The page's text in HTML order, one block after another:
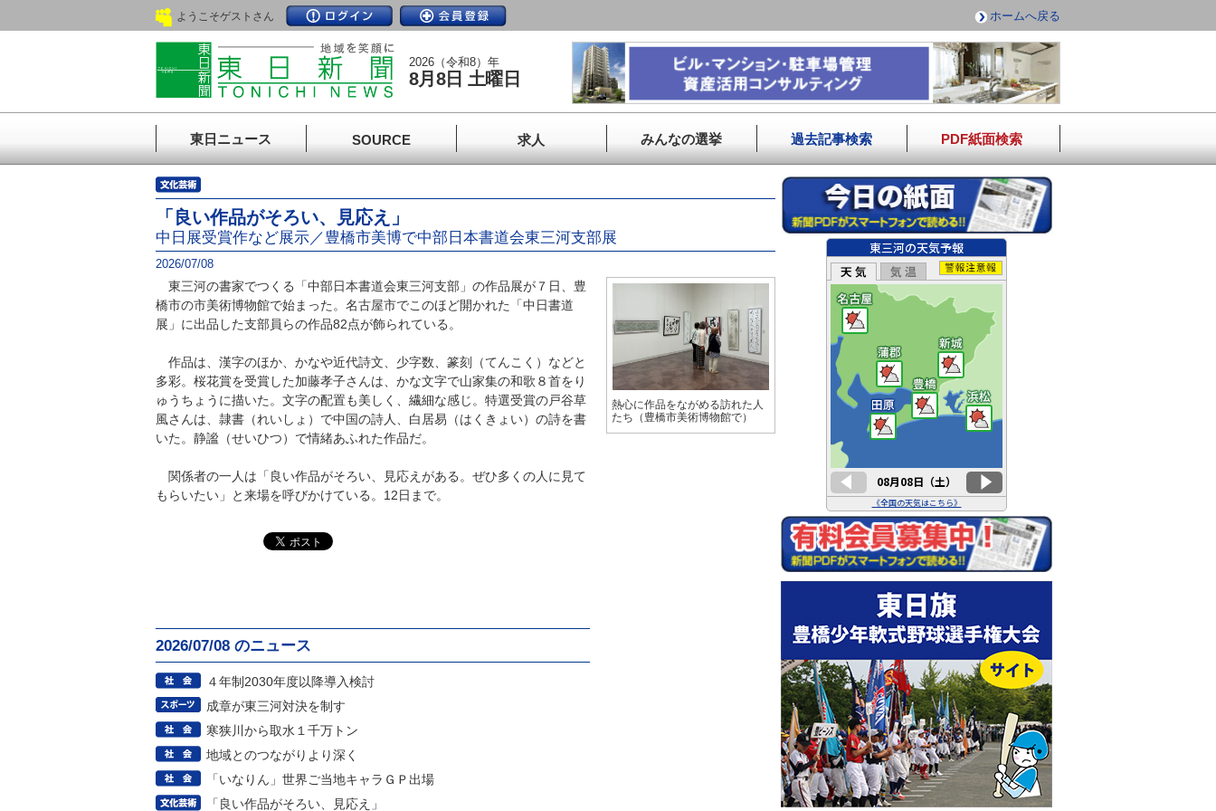
ようこそゲストさん ホームへ戻る
2026（令和8）年
8月8日 土曜日
東日ニュース SOURCE 求人 みんなの選挙 過去記事検索 PDF紙面検索
「良い作品がそろい、見応え」
中日展受賞作など展示／豊橋市美博で中部日本書道会東三河支部展
2026/07/08
東三河の書家でつくる「中部日本書道会東三河支部」の作品展が７日、豊
橋市の市美術博物館で始まった。名古屋市でこのほど開かれた「中日書道
展」に出品した支部員らの作品82点が飾られている。
作品は、漢字のほか、かなや近代詩文、少字数、篆刻（てんこく）などと
多彩。桜花賞を受賞した加藤孝子さんは、かな文字で山家集の和歌８首をり
ゅうちょうに描いた。文字の配置も美しく、繊細な感じ。特選受賞の戸谷草
風さんは、隷書（れいしょ）で中国の詩人、白居易（はくきょい）の詩を書
いた。静謐（せいひつ）で情緒あふれた作品だ。
関係者の一人は「良い作品がそろい、見応えがある。ぜひ多くの人に見て
もらいたい」と来場を呼びかけている。12日まで。
2026/07/08 のニュース
４年制2030年度以降導入検討
成章が東三河対決を制す
寒狭川から取水１千万トン
地域とのつながりより深く
「いなりん」世界ご当地キャラＧＰ出場
「良い作品がそろい、見応え」
熱心に作品をながめる訪れた人
たち（豊橋市美術博物館で）